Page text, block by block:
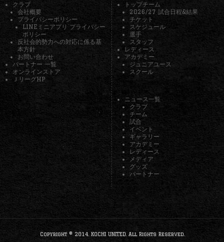
クラブ
会社概要
プライバシーポリシー
LINEミニアプリ プライバシー
ポリシー
反社会的勢力への対応に係る基
本方針
お問い合わせ
パートナー 一覧
オンラインストア
ＪリーグHP
トップチーム
2026/27 試合日程&結果
チケット
スケジュール
選手
スタッフ
レディース
アカデミー
ジュニアユース
スクール
ニュース一覧
クラブ
チーム
試合
イベント
ギャラリー
アカデミー
レディース
メディア
グッズ
パートナー
Copyright © 2014. KOCHI UNITED. All Rights Reserved.